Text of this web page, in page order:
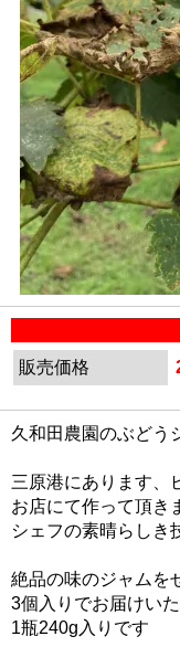
販売価格
久和田農園のぶどう
三原港にあります、
お店にて作って頂き
シェフの素晴らしき
絶品の味のジャムを
3個入りでお届けいた
1瓶240g入りです